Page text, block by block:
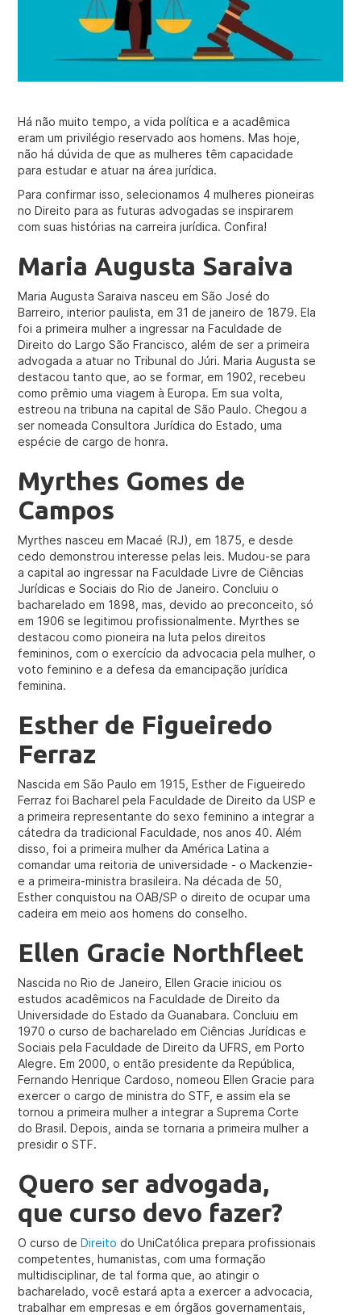
Há não muito tempo, a vida política e a acadêmica
eram um privilégio reservado aos homens. Mas hoje,
não há dúvida de que as mulheres têm capacidade
para estudar e atuar na área jurídica.
Para confirmar isso, selecionamos 4 mulheres pioneiras
no Direito para as futuras advogadas se inspirarem
com suas histórias na carreira jurídica. Confira!
Maria Augusta Saraiva
Maria Augusta Saraiva nasceu em São José do
Barreiro, interior paulista, em 31 de janeiro de 1879. Ela
foi a primeira mulher a ingressar na Faculdade de
Direito do Largo São Francisco, além de ser a primeira
advogada a atuar no Tribunal do Júri. Maria Augusta se
destacou tanto que, ao se formar, em 1902, recebeu
como prêmio uma viagem à Europa. Em sua volta,
estreou na tribuna na capital de São Paulo. Chegou a
ser nomeada Consultora Jurídica do Estado, uma
espécie de cargo de honra.
Myrthes Gomes de
Campos
Myrthes nasceu em Macaé (RJ), em 1875, e desde
cedo demonstrou interesse pelas leis. Mudou-se para
a capital ao ingressar na Faculdade Livre de Ciências
Jurídicas e Sociais do Rio de Janeiro. Concluiu o
bacharelado em 1898, mas, devido ao preconceito, só
em 1906 se legitimou profissionalmente. Myrthes se
destacou como pioneira na luta pelos direitos
femininos, com o exercício da advocacia pela mulher, o
voto feminino e a defesa da emancipação jurídica
feminina.
Esther de Figueiredo
Ferraz
Nascida em São Paulo em 1915, Esther de Figueiredo
Ferraz foi Bacharel pela Faculdade de Direito da USP e
a primeira representante do sexo feminino a integrar a
cátedra da tradicional Faculdade, nos anos 40. Além
disso, foi a primeira mulher da América Latina a
comandar uma reitoria de universidade - o Mackenzie-
e a primeira-ministra brasileira. Na década de 50,
Esther conquistou na OAB/SP o direito de ocupar uma
cadeira em meio aos homens do conselho.
Ellen Gracie Northfleet
Nascida no Rio de Janeiro, Ellen Gracie iniciou os
estudos acadêmicos na Faculdade de Direito da
Universidade do Estado da Guanabara. Concluiu em
1970 o curso de bacharelado em Ciências Jurídicas e
Sociais pela Faculdade de Direito da UFRS, em Porto
Alegre. Em 2000, o então presidente da República,
Fernando Henrique Cardoso, nomeou Ellen Gracie para
exercer o cargo de ministra do STF, e assim ela se
tornou a primeira mulher a integrar a Suprema Corte
do Brasil. Depois, ainda se tornaria a primeira mulher a
presidir o STF.
Quero ser advogada,
que curso devo fazer?
O curso deDireito do UniCatólica prepara profissionais
competentes, humanistas, com uma formação
multidisciplinar, de tal forma que, ao atingir o
bacharelado, você estará apta a exercer a advocacia,
trabalhar em empresas e em órgãos governamentais,